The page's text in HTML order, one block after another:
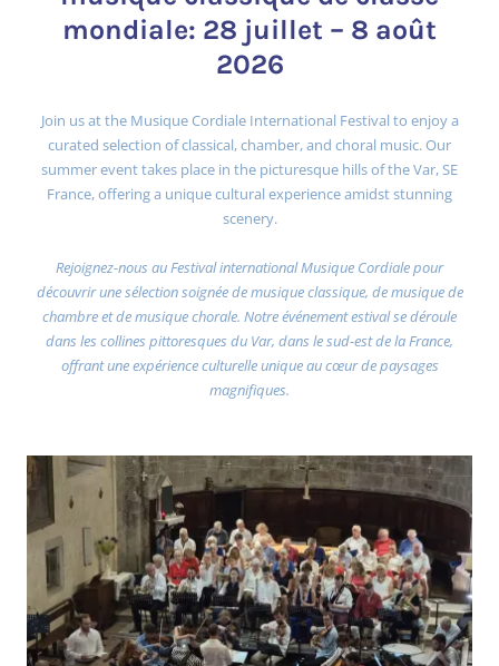
mondiale: 28 juillet – 8 août
2026
Join us at the Musique Cordiale International Festival to enjoy a
curated selection of classical, chamber, and choral music. Our
summer event takes place in the picturesque hills of the Var, SE
France, offering a unique cultural experience amidst stunning
scenery.
Rejoignez-nous au Festival international Musique Cordiale pour
découvrir une sélection soignée de musique classique, de musique de
chambre et de musique chorale. Notre événement estival se déroule
dans les collines pittoresques du Var, dans le sud-est de la France,
offrant une expérience culturelle unique au cœur de paysages
magnifiques.